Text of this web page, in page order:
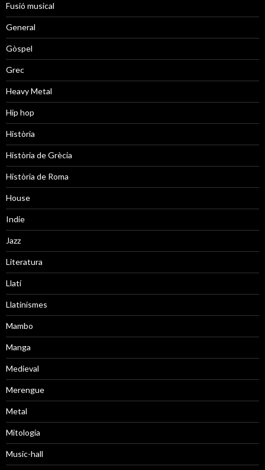
Fusió musical
General
Gòspel
Grec
Heavy Metal
Hip hop
Història
Història de Grècia
Història de Roma
House
Indie
Jazz
Literatura
Llatí
Llatinismes
Mambo
Manga
Medieval
Merengue
Metal
Mitologia
Music-hall